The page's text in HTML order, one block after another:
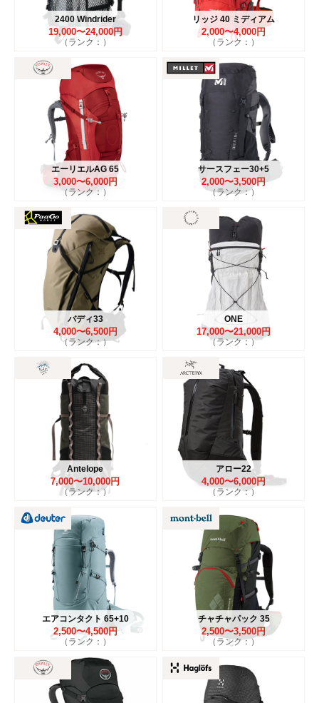
2400 Windrider
19,000〜24,000円
（ランク：）
リッジ 40 ミディアム
2,000〜4,000円
（ランク：）
エーリエルAG 65
3,000〜6,000円
（ランク：）
サースフェー30+5
2,000〜3,500円
（ランク：）
バディ33
4,000〜6,500円
（ランク：）
ONE
17,000〜21,000円
（ランク：）
Antelope
7,000〜10,000円
（ランク：）
アロー22
4,000〜6,000円
（ランク：）
エアコンタクト 65+10
2,500〜4,500円
（ランク：）
チャチャパック 35
2,500〜3,500円
（ランク：）